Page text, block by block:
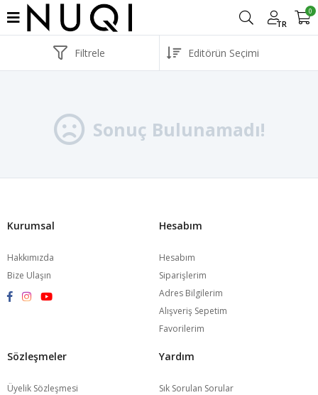
TR
0
Filtrele
Sonuç Bulunamadı!
Kurumsal
Hakkımızda
Bize Ulaşın
Hesabım
Hesabım
Siparişlerim
Adres Bilgilerim
Alışveriş Sepetim
Favorilerim
Sözleşmeler
Üyelik Sözleşmesi
Yardım
Sık Sorulan Sorular